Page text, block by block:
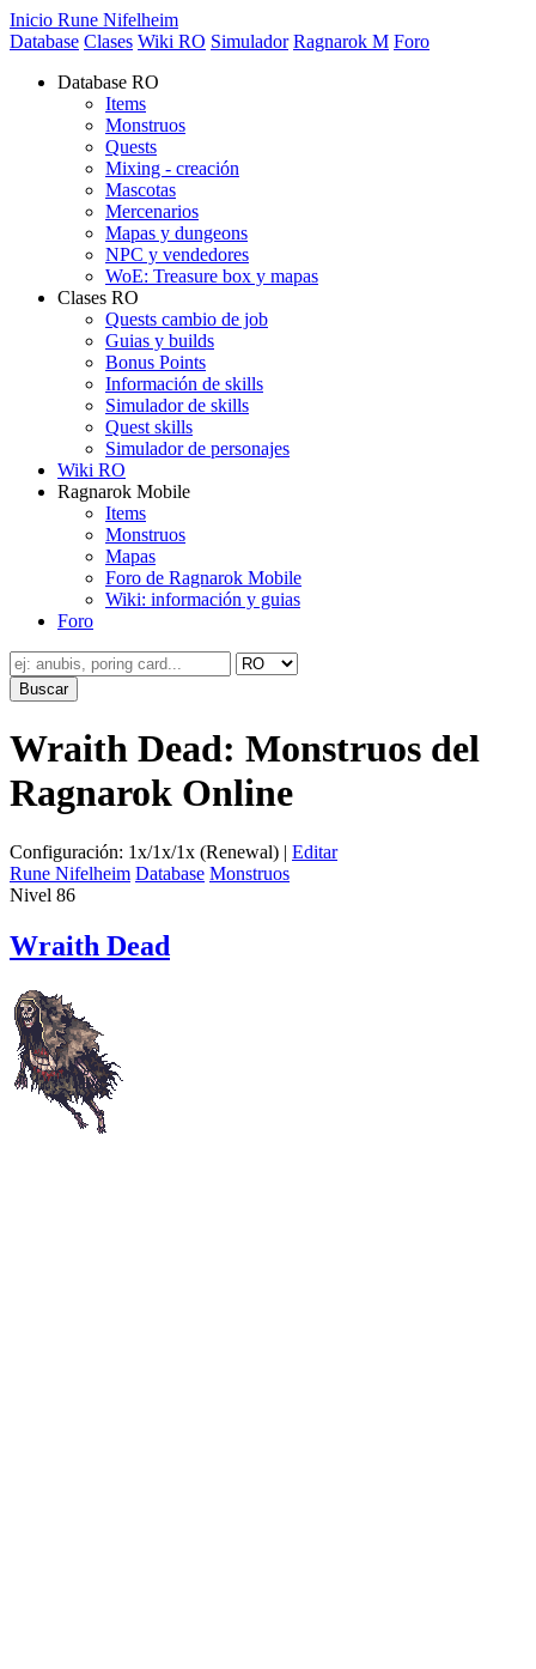
Inicio Rune Nifelheim
Database Clases Wiki RO Simulador Ragnarok M Foro
Database RO
Items
Monstruos
Quests
Mixing - creación
Mascotas
Mercenarios
Mapas y dungeons
NPC y vendedores
WoE: Treasure box y mapas
Clases RO
Quests cambio de job
Guias y builds
Bonus Points
Información de skills
Simulador de skills
Quest skills
Simulador de personajes
Wiki RO
Ragnarok Mobile
Items
Monstruos
Mapas
Foro de Ragnarok Mobile
Wiki: información y guias
Foro
Wraith Dead: Monstruos del
Ragnarok Online
Configuración: 1x/1x/1x (Renewal) | Editar
Rune Nifelheim Database Monstruos
Nivel 86
Wraith Dead